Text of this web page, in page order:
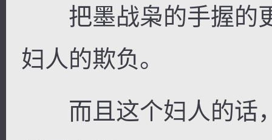
把墨战枭的手握的
妇人的欺负。
而且这个妇人的话